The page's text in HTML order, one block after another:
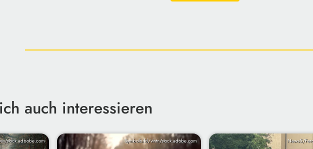
auch interessieren
stock.adbobe.com Symbolbild/vlntn/stock.adobe.com News5/